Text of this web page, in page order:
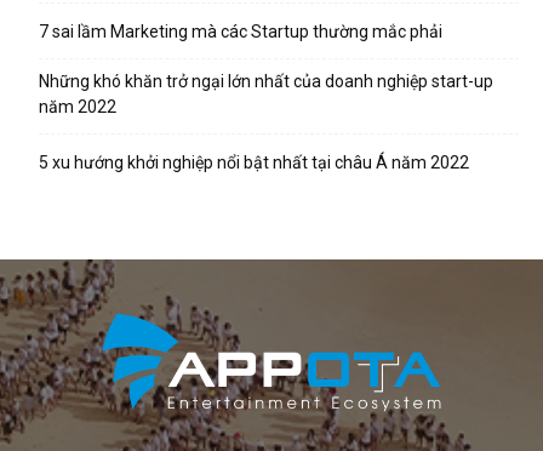
7 sai lầm Marketing mà các Startup thường mắc phải
Những khó khăn trở ngại lớn nhất của doanh nghiệp start-up
năm 2022
5 xu hướng khởi nghiệp nổi bật nhất tại châu Á năm 2022